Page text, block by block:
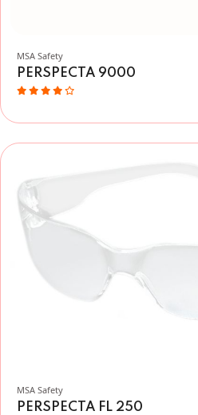
MSA Safety
PERSPECTA 9000
MSA Safety
PERSPECTA FL 250